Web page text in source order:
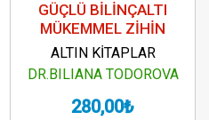
GÜÇLÜ BİLİNÇALTI
MÜKEMMEL ZİHİN
ALTIN KİTAPLAR
DR.BILIANA TODOROVA
280,00₺